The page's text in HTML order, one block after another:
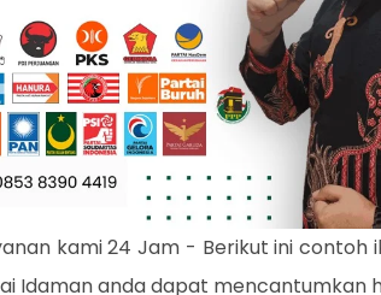
kami 24 Jam - Berikut ini contoh
Idaman anda dapat mencantumkan